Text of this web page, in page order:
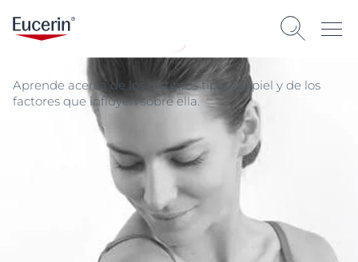
Aprende acerca de los distintos tipos de piel y de los
factores que influyen sobre ella.